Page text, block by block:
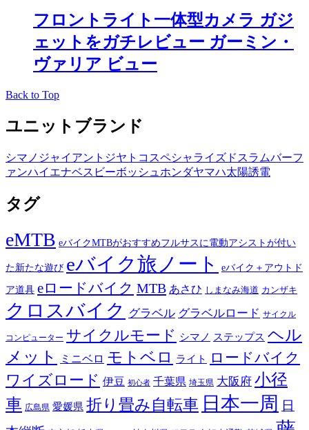
フロントライト一体型カメラ ガジ
ェットをガチレビュー ガーミン・
ヴァリア ビュー
Back to Top
ユニットブランド
シマノ ジャイアント ジヤトコ スペシャライズド スラムバーフ
ァンハイエナベスビーボッシュ ホンダヤマハ太陽誘電
タグ
eMTB eバイクMTBがおすすめフルサスに電動アシストが付い
た新たな遊び eバイク旅ノート
eバイク＋アウトド
ア道具 eロードバイク MTB あさひ しまなみ海道 カンザキ
クロスバイク グラベル グラベルロード サイクル
コンピューター サイクルモード シマノ ステップス ヘル
メット
ミニベロ モトベロ ライト
ロードバイク
ワイズロード 伊豆 初心者 千葉県 埼玉県 大阪府 小径
車 広島県 愛媛県 折り畳み自転車 日本一周
日